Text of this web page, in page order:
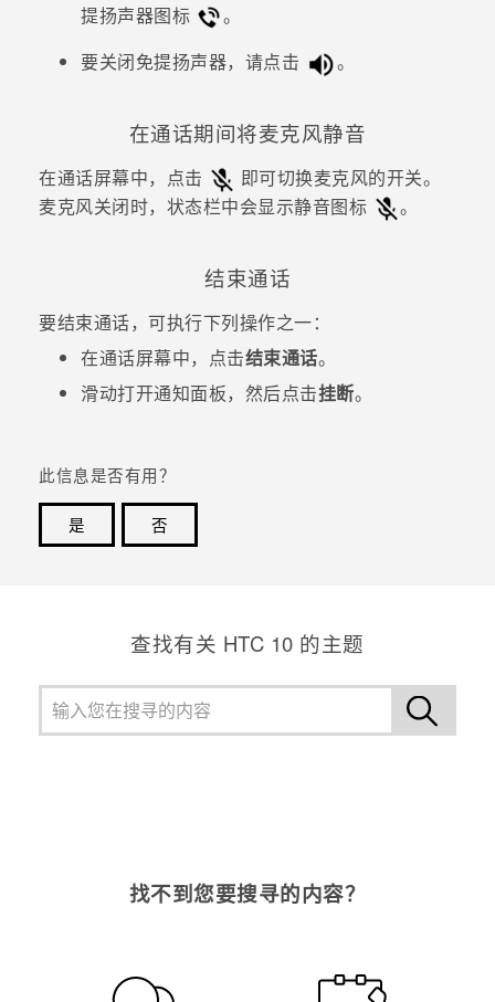
提扬声器图标
。
要关闭免提扬声器，请点击
。
在通话期间将麦克风静音
在通话屏幕中，点击
即可切换麦克风的开关。
麦克风关闭时，状态栏中会显示静音图标
。
结束通话
要结束通话，可执行下列操作之一：
在通话屏幕中，点击结束通话。
滑动打开通知面板，然后点击挂断。
此信息是否有用？
是
否
查找有关 HTC 10 的主题
找不到您要搜寻的内容？